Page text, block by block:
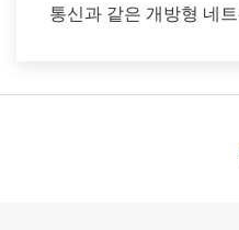
통신과 같은 개방형 네